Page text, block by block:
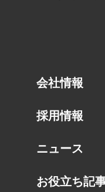
会社情報
採用情報
ニュース
お役立ち記